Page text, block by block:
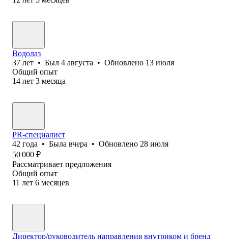
Водолаз
37 лет • Был 4 августа • Обновлено 13 июля
Общий опыт
14 лет 3 месяца
PR-специалист
42 года • Была вчера • Обновлено 28 июля
50 000 ₽
Рассматривает предложения
Общий опыт
11 лет 6 месяцев
Директор/руководитель направления внутриком и бренд